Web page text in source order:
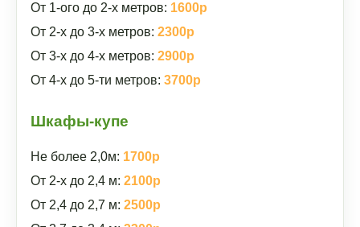
От 1-ого до 2-х метров: 1600р
От 2-х до 3-х метров: 2300р
От 3-х до 4-х метров: 2900р
От 4-х до 5-ти метров: 3700р
Шкафы-купе
Не более 2,0м: 1700р
От 2-х до 2,4 м: 2100р
От 2,4 до 2,7 м: 2500р